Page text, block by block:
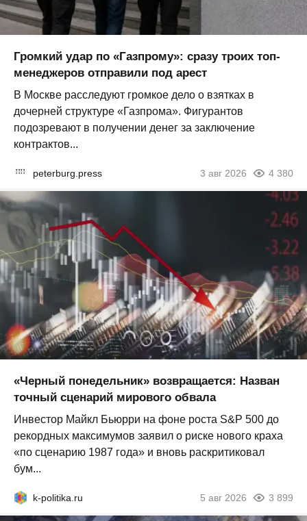
Громкий удар по «Газпрому»: сразу троих топ-
менеджеров отправили под арест
В Москве расследуют громкое дело о взятках в
дочерней структуре «Газпрома». Фигурантов
подозревают в получении денег за заключение
контрактов...
peterburg.press 3 авг 2026 4 380
«Черный понедельник» возвращается: Назван
точный сценарий мирового обвала
Инвестор Майкл Бьюрри на фоне роста S&P 500 до
рекордных максимумов заявил о риске нового краха
«по сценарию 1987 года» и вновь раскритиковал
бум...
k-politika.ru 5 авг 2026 3 899